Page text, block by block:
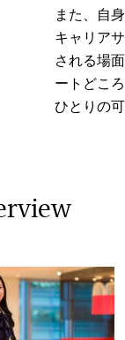
また、自
キャリア
される場
ートどこ
ひとりの